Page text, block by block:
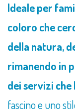
Ideale per
coloro che
della natura,
rimanendo in
dei servizi
fascino e uno